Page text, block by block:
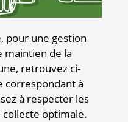
pour une gestion
maintien de la
retrouvez ci-
correspondant à
à respecter les
optimale.